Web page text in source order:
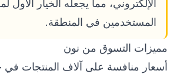
الإلكتروني، مما يجعله الخيار الأول
المستخدمين في المنطقة.
مميزات التسوق من نون
أسعار منافسة على آلاف المنتجات في